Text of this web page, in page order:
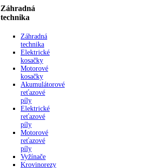
Záhradná
technika
Záhradná
technika
Elektrické
kosačky
Motorové
kosačky
Akumulátorové
reťazové
píly
Elektrické
reťazové
píly
Motorové
reťazové
píly
Vyžínače
Krovinorezy